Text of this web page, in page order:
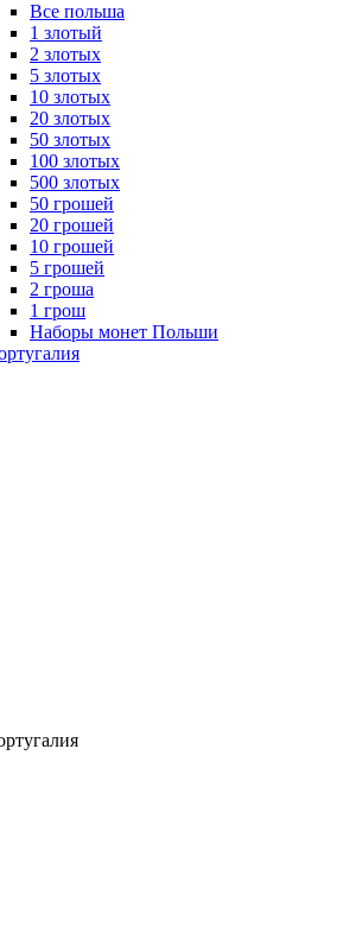
Все польша
1 злотый
2 злотых
5 злотых
10 злотых
20 злотых
50 злотых
100 злотых
500 злотых
50 грошей
20 грошей
10 грошей
5 грошей
2 гроша
1 грош
Наборы монет Польши